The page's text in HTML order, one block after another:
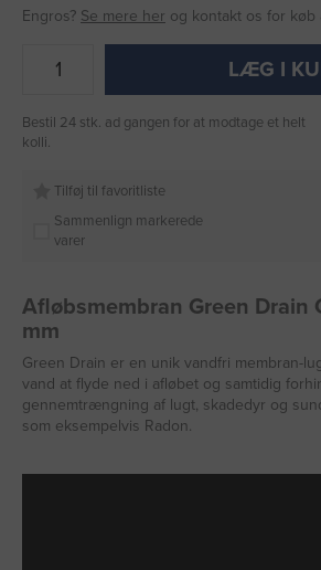
Engros? Se mere her og kontakt os for
LÆG I
Bestil 24 stk. ad gangen for at modtage et helt
kolli.
Tilføj til favoritliste
Sammenlign markerede
varer
Afløbsmembran Green Drain
mm
Green Drain er en unik vandfri membran-
vand at flyde ned i afløbet og samtidig
gennemtrængning af lugt, skadedyr og
som eksempelvis Radon.